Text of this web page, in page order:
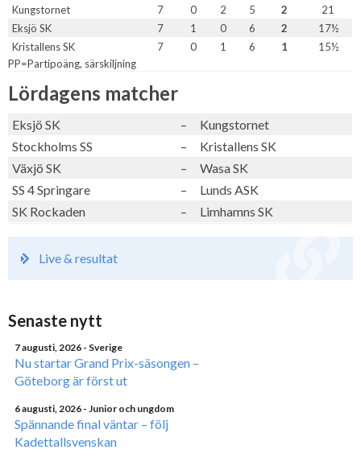
Kungstornet 7 0 2 5 2
21
Eksjö SK
7 1 0 6 2
17½
Kristallens SK
7 0 1 6 1
15½
PP=Partipoäng, särskiljning
Lördagens matcher
Eksjö SK –
Kungstornet
Stockholms SS
–
Kristallens SK
Växjö SK
–
Wasa SK
SS 4 Springare
–
Lunds ASK
SK Rockaden
– Limhamns SK
Live & resultat
Senaste nytt
7 augusti, 2026 - Sverige
Nu startar Grand Prix-säsongen –
Göteborg är först ut
6 augusti, 2026 - Junior och ungdom
Spännande final väntar – följ
Kadettallsvenskan